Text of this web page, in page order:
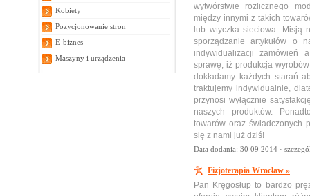
Kobiety
Pozycjonowanie stron
E-biznes
Maszyny i urządzenia
wytwórstwie rozlicznego
między innymi z takich
lub wtyczka sieciowa. Misją
sporządzanie artykułów o
indywidualizacji zamówień
sprawę, iż produkcja
dokładamy każdych starań
traktujemy indywidualnie,
przynosi wyłącznie
naszych produktów.
towarów oraz świadczonych
się z nami już dziś!
Data dodania: 30 09 2014 ·
Fizjoterapia Wrocław »
Pan Kręgosłup to bardzo